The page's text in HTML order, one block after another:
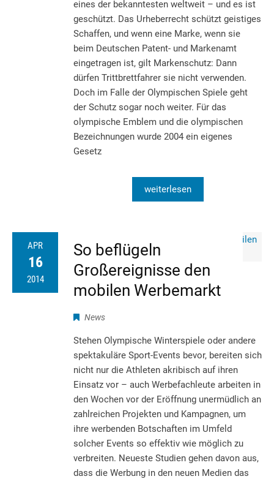
eines der bekanntesten weltweit – und es ist
geschützt. Das Urheberrecht schützt geistiges
Schaffen, und wenn eine Marke, wenn sie
beim Deutschen Patent- und Markenamt
eingetragen ist, gilt Markenschutz: Dann
dürfen Trittbrettfahrer sie nicht verwenden.
Doch im Falle der Olympischen Spiele geht
der Schutz sogar noch weiter. Für das
olympische Emblem und die olympischen
Bezeichnungen wurde 2004 ein eigenes
Gesetz
weiterlesen
APR
16
2014
So beflügeln
Großereignisse den
mobilen Werbemarkt
News
Stehen Olympische Winterspiele oder andere
spektakuläre Sport-Events bevor, bereiten sich
nicht nur die Athleten akribisch auf ihren
Einsatz vor – auch Werbefachleute arbeiten in
den Wochen vor der Eröffnung unermüdlich an
zahlreichen Projekten und Kampagnen, um
ihre werbenden Botschaften im Umfeld
solcher Events so effektiv wie möglich zu
verbreiten. Neueste Studien gehen davon aus,
dass die Werbung in den neuen Medien das